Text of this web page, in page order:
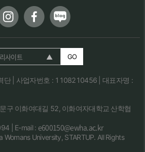
단 | 사업자번호 : 1108210456 | 대표자명 :
구 이화여대길 52, 이화여자대학교 산학협
| E-mail : e600150@ewha.ac.kr
University, STARTUP. All Rights
사이트 GO